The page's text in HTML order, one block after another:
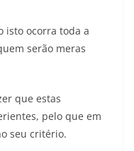
isto ocorra toda a
serão meras
que estas
pelo que em
seu critério.